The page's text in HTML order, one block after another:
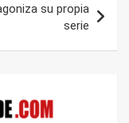
su propia
serie